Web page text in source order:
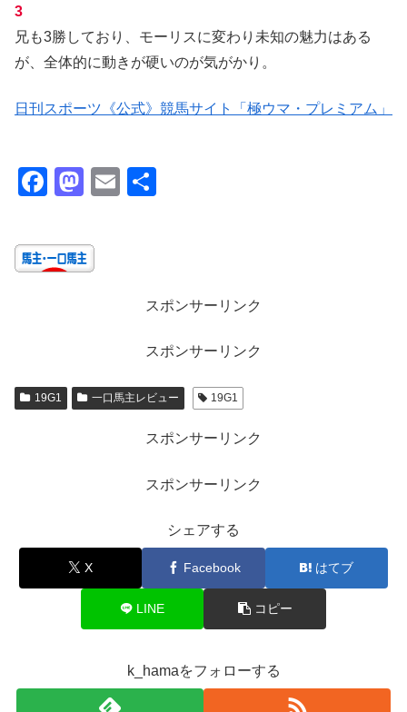
3
兄も3勝しており、モーリスに変わり未知の魅力はある
が、全体的に動きが硬いのが気がかり。
日刊スポーツ《公式》競馬サイト「極ウマ・プレミアム」
F
c
e
k
M
st
o
E
スポンサーリンク
スポンサーリンク
19G1 一口馬主レビュー 19G1
スポンサーリンク
スポンサーリンク
シェアする
X Facebook はてブ
LINE コピー
k_hamaをフォローする